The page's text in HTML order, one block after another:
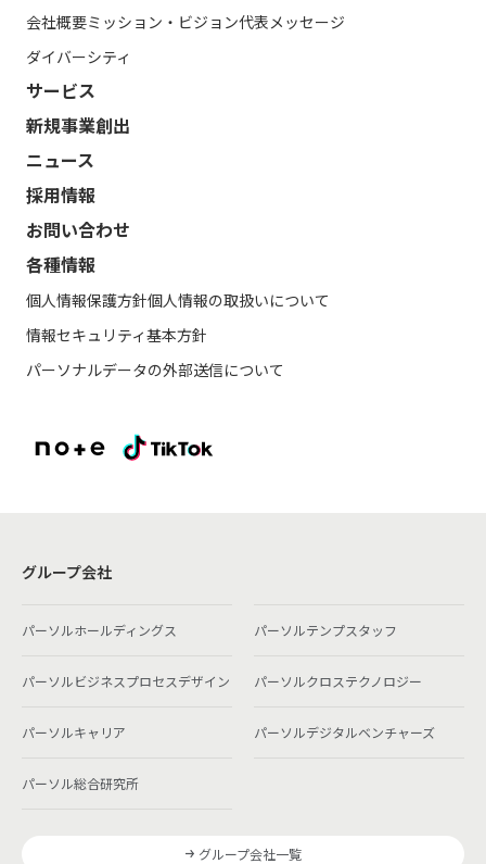
会社概要ミッション・ビジョン代表メッセージ
ダイバーシティ
サービス
新規事業創出
ニュース
採用情報
お問い合わせ
各種情報
個人情報保護方針個人情報の取扱いについて
情報セキュリティ基本方針
パーソナルデータの外部送信について
グループ会社
パーソルホールディングス パーソルテンプスタッフ
パーソルビジネスプロセスデザイン パーソルクロステクノロジー
パーソルキャリア パーソルデジタルベンチャーズ
パーソル総合研究所
グループ会社一覧